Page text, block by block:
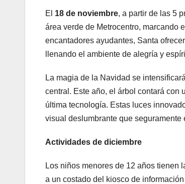
El 18 de noviembre, a partir de las 5
área verde de Metrocentro, marcando
encantadores ayudantes, Santa
llenando el ambiente de alegría y
La magia de la Navidad se
central. Este año, el árbol contará
última tecnología. Estas luces
visual deslumbrante que seguramente
Actividades de diciembre
Los niños menores de 12 años tienen
a un costado del kiosco de